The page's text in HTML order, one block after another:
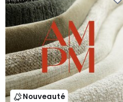
Nouveauté